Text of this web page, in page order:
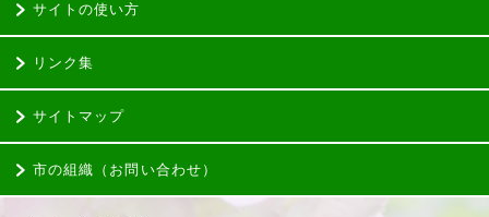
サイトの使い方
リンク集
サイトマップ
市の組織（お問い合わせ）